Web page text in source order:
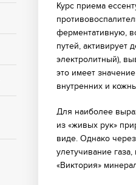
Курс приема
ферментативную,
путей,
электролитный),
это имеет
внутренних и
Для наиболее
из «живых рук»
виде. Однако
улетучивание
«Виктория»